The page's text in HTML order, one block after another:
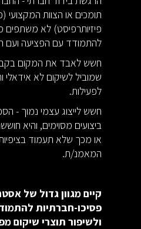
תומכים או הצוות
פיזיותרפיסט) לא משתפים
להתמודד עם הפציעה ועם
חשש לאבד את המקום
שמוביל לשיקום לא
לפעילות.
חשש לייצוג עצמי נמוך -
ביצועים מסוימים, והיא
או מכך שלא תעמוד
המאמנ/ת.
קיים מגוון גדול של
פסיכו-חברתיות
ולשיפור תוצרי שיקום